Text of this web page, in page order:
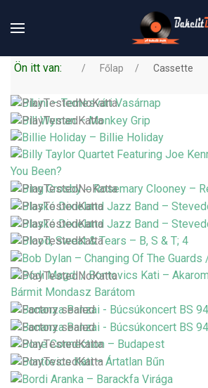
Ön itt van: Főlap Cassette